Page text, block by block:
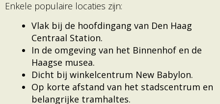
Enkele populaire locaties zijn:
Vlak bij de hoofdingang van Den Haag
Centraal Station.
In de omgeving van het Binnenhof en de
Haagse musea.
Dicht bij winkelcentrum New Babylon.
Op korte afstand van het stadscentrum en
belangrijke tramhaltes.